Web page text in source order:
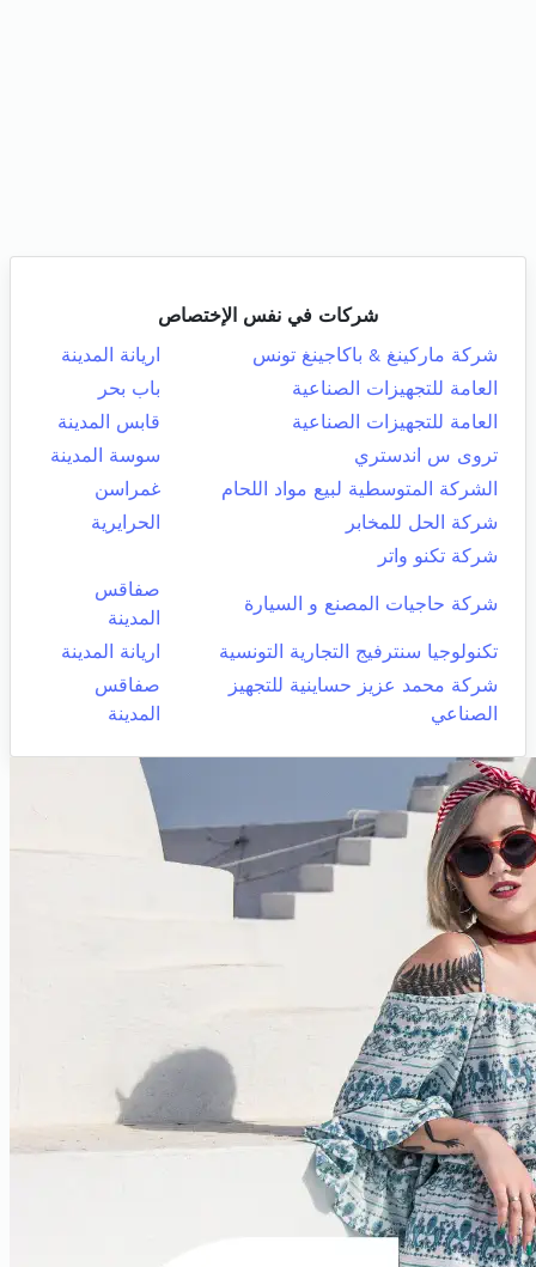
شركات في نفس الإختصاص
شركة ماركينغ & باكاجينغ تونس
اريانة المدينة
العامة للتجهيزات الصناعية
باب بحر
العامة للتجهيزات الصناعية
قابس المدينة
تروى س اندستري
سوسة المدينة
الشركة المتوسطية لبيع مواد اللحام
غمراسن
شركة الحل للمخابر
الحرايرية
شركة تكنو واتر
شركة حاجيات المصنع و السيارة
صفاقس
المدينة
تكنولوجيا سنترفيج التجارية التونسية
اريانة المدينة
شركة محمد عزيز حساينية للتجهيز
الصناعي
صفاقس
المدينة